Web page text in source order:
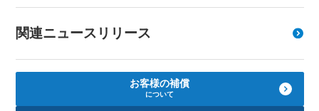
関連ニュースリリース
お客様の補償
について